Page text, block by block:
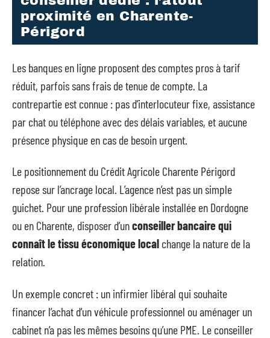
proximité en Charente-
Périgord
Les banques en ligne proposent des comptes pros à tarif
réduit, parfois sans frais de tenue de compte. La
contrepartie est connue : pas d’interlocuteur fixe, assistance
par chat ou téléphone avec des délais variables, et aucune
présence physique en cas de besoin urgent.
Le positionnement du Crédit Agricole Charente Périgord
repose sur l’ancrage local. L’agence n’est pas un simple
guichet. Pour une profession libérale installée en Dordogne
ou en Charente, disposer d’unconseiller bancaire qui
connaît le tissu économique local change la nature de la
relation.
Un exemple concret : un infirmier libéral qui souhaite
financer l’achat d’un véhicule professionnel ou aménager un
cabinet n’a pas les mêmes besoins qu’une PME. Le conseiller